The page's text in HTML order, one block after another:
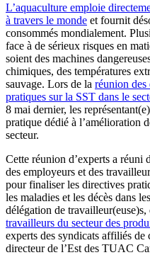
L’aquaculture emploie
à travers le monde et fournit
consommés mondialement.
face à de sérieux risques en
soient des machines
chimiques, des températures
sauvage. Lors de la réunion des
pratiques sur la SST dans le
8 mai dernier, les
pratique dédié à l’amélioration
secteur.
Cette réunion d’experts a réuni
des employeurs et des
pour finaliser les directives
les maladies et les décès dans
délégation de travailleur(euse)s,
travailleurs du secteur des
experts des syndicats affiliés
directeur de l’Est des TUAC